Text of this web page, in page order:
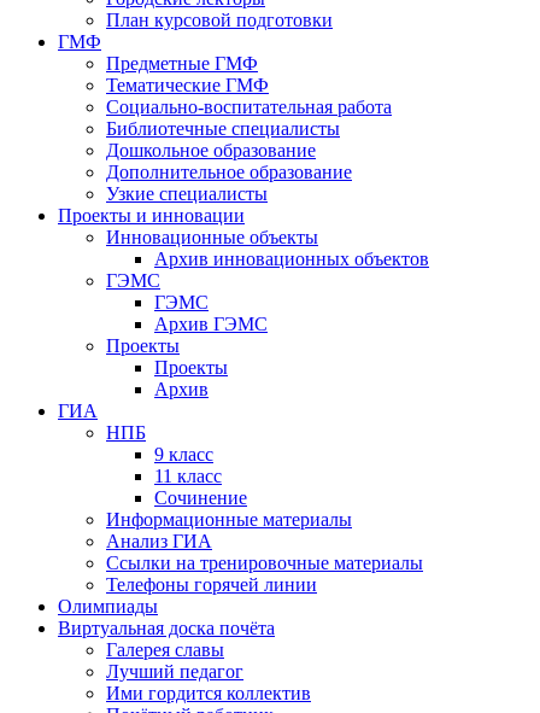
План курсовой подготовки
ГМФ
Предметные ГМФ
Тематические ГМФ
Социально-воспитательная работа
Библиотечные специалисты
Дошкольное образование
Дополнительное образование
Узкие специалисты
Проекты и инновации
Инновационные объекты
Архив инновационных объектов
ГЭМС
ГЭМС
Архив ГЭМС
Проекты
Проекты
Архив
ГИА
НПБ
9 класс
11 класс
Сочинение
Информационные материалы
Анализ ГИА
Ссылки на тренировочные материалы
Телефоны горячей линии
Олимпиады
Виртуальная доска почёта
Галерея славы
Лучший педагог
Ими гордится коллектив